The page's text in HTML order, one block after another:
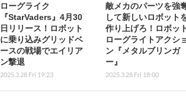
ローグライク
『StarVaders』4月30
日リリース！ロボット
に乗り込みグリッドベ
ースの戦場でエイリア
ン撃退
2025.3.28 Fri 19:23
敵メカのパーツを強
して新しいロボット
作り上げろ！ロボッ
ローグライトアクシ
ン『メタルブリンガ
ー』
2025.3.28 Fri 18:00